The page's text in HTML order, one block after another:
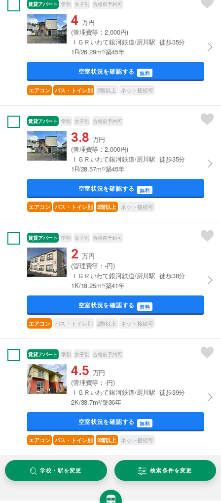
賃貸アパート 学割 女子割 合格前予約可
4 万円
(管理費等：2,000円)
ＩＧＲいわて銀河鉄道/厨川駅 徒歩35分
1R/26.29m²/築45年
空室状況を確認する 無料
エアコン バス・トイレ別 2階以上 ネット接続可
賃貸アパート 学割 女子割 合格前予約可
3.8 万円
(管理費等：2,000円)
ＩＧＲいわて銀河鉄道/厨川駅 徒歩35分
1R/28.57m²/築45年
空室状況を確認する 無料
エアコン バス・トイレ別 2階以上 ネット接続可
賃貸アパート 学割 女子割 合格前予約可
2 万円
(管理費等：-円)
ＩＧＲいわて銀河鉄道/厨川駅 徒歩38分
1K/18.25m²/築41年
空室状況を確認する 無料
エアコン バス・トイレ別 2階以上 ネット接続可
賃貸アパート 学割 女子割 合格前予約可
4.5 万円
(管理費等：-円)
ＩＧＲいわて銀河鉄道/厨川駅 徒歩39分
2K/38.7m²/築36年
空室状況を確認する 無料
エアコン バス・トイレ別 2階以上 ネット接続可
学校・駅を変更 検索条件を変更